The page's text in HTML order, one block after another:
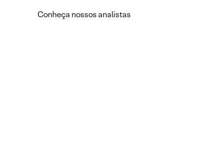
Conheça nossos analistas